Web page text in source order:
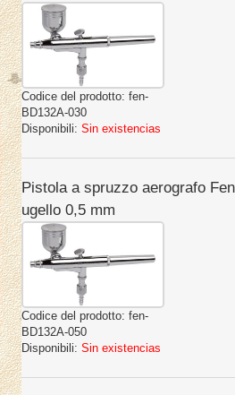
Codice del prodotto: fen-
BD132A-030
Disponibili: Sin existencias
Pistola a spruzzo aerografo
ugello 0,5 mm
Codice del prodotto: fen-
BD132A-050
Disponibili: Sin existencias